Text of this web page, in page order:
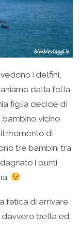
i delfini,
dalla folla
figlia decide di
vicino
momento di
tre bambini tra
i punti
fatica di arrivare
davvero bella ed